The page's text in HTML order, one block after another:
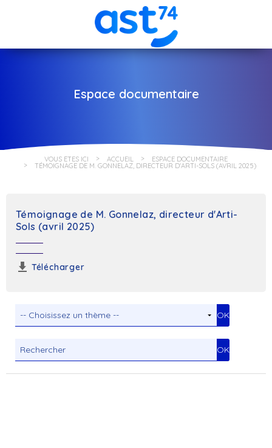
Espace documentaire
VOUS ÊTES ICI ACCUEIL ESPACE DOCUMENTAIRE
TÉMOIGNAGE DE M. GONNELAZ, DIRECTEUR D'ARTI-SOLS (AVRIL 2025)
Témoignage de M. Gonnelaz, directeur d'Arti-
Sols (avril 2025)
Télécharger